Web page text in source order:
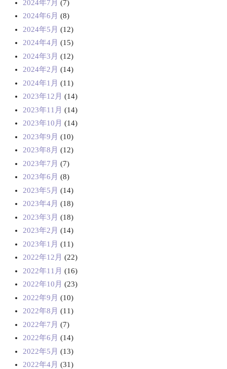
2024年7月 (7)
2024年6月 (8)
2024年5月 (12)
2024年4月 (15)
2024年3月 (12)
2024年2月 (14)
2024年1月 (11)
2023年12月 (14)
2023年11月 (14)
2023年10月 (14)
2023年9月 (10)
2023年8月 (12)
2023年7月 (7)
2023年6月 (8)
2023年5月 (14)
2023年4月 (18)
2023年3月 (18)
2023年2月 (14)
2023年1月 (11)
2022年12月 (22)
2022年11月 (16)
2022年10月 (23)
2022年9月 (10)
2022年8月 (11)
2022年7月 (7)
2022年6月 (14)
2022年5月 (13)
2022年4月 (31)